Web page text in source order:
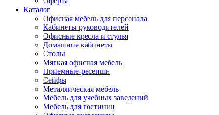
Каталог
Офисная мебель для персонала
Кабинеты руководителей
Офисные кресла и стулья
Домашние кабинеты
Столы
Мягкая офисная мебель
Приемные-ресепшн
Сейфы
Металлическая мебель
Мебель для учебных заведений
Мебель для гостиниц